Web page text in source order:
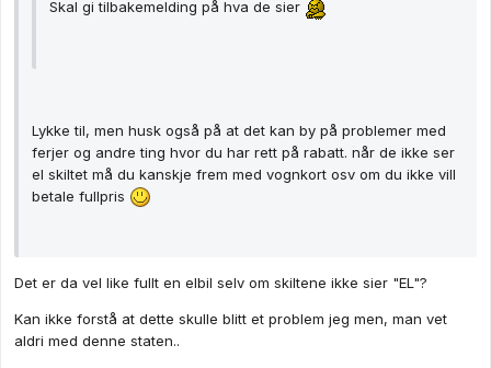
Skal gi tilbakemelding på hva de sier
Lykke til, men husk også på at det kan by på problemer med
ferjer og andre ting hvor du har rett på rabatt. når de ikke ser
el skiltet må du kanskje frem med vognkort osv om du ikke vill
betale fullpris
Det er da vel like fullt en elbil selv om skiltene ikke sier "EL"?
Kan ikke forstå at dette skulle blitt et problem jeg men, man vet
aldri med denne staten..